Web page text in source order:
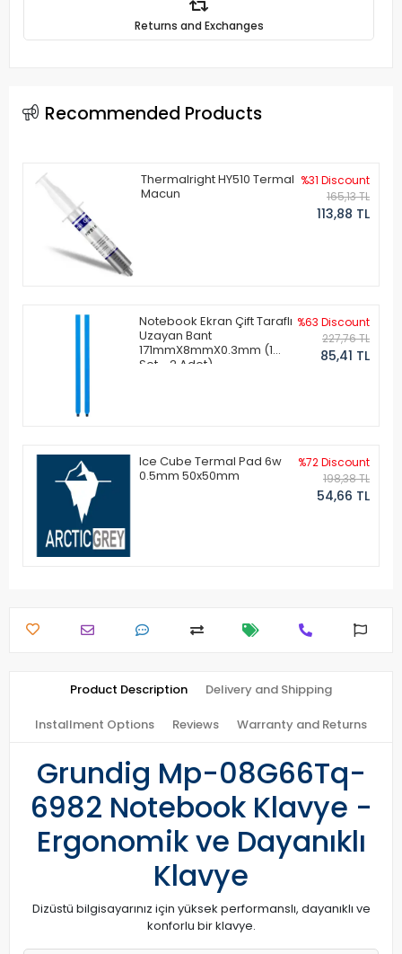
Returns and Exchanges
Recommended Products
Thermalright HY510 Termal
Macun
%31 Discount
165,13 TL
113,88 TL
Notebook Ekran Çift Taraflı
Uzayan Bant
171mmX8mmX0.3mm (1
Set - 2 Adet)
%63 Discount
227,76 TL
85,41 TL
Ice Cube Termal Pad 6w
0.5mm 50x50mm
%72 Discount
198,38 TL
54,66 TL
Product Description Delivery and Shipping
Installment Options Reviews Warranty and Returns
Grundig Mp-08G66Tq-
6982 Notebook Klavye -
Ergonomik ve Dayanıklı
Klavye
Dizüstü bilgisayarınız için yüksek performanslı, dayanıklı ve
konforlu bir klavye.